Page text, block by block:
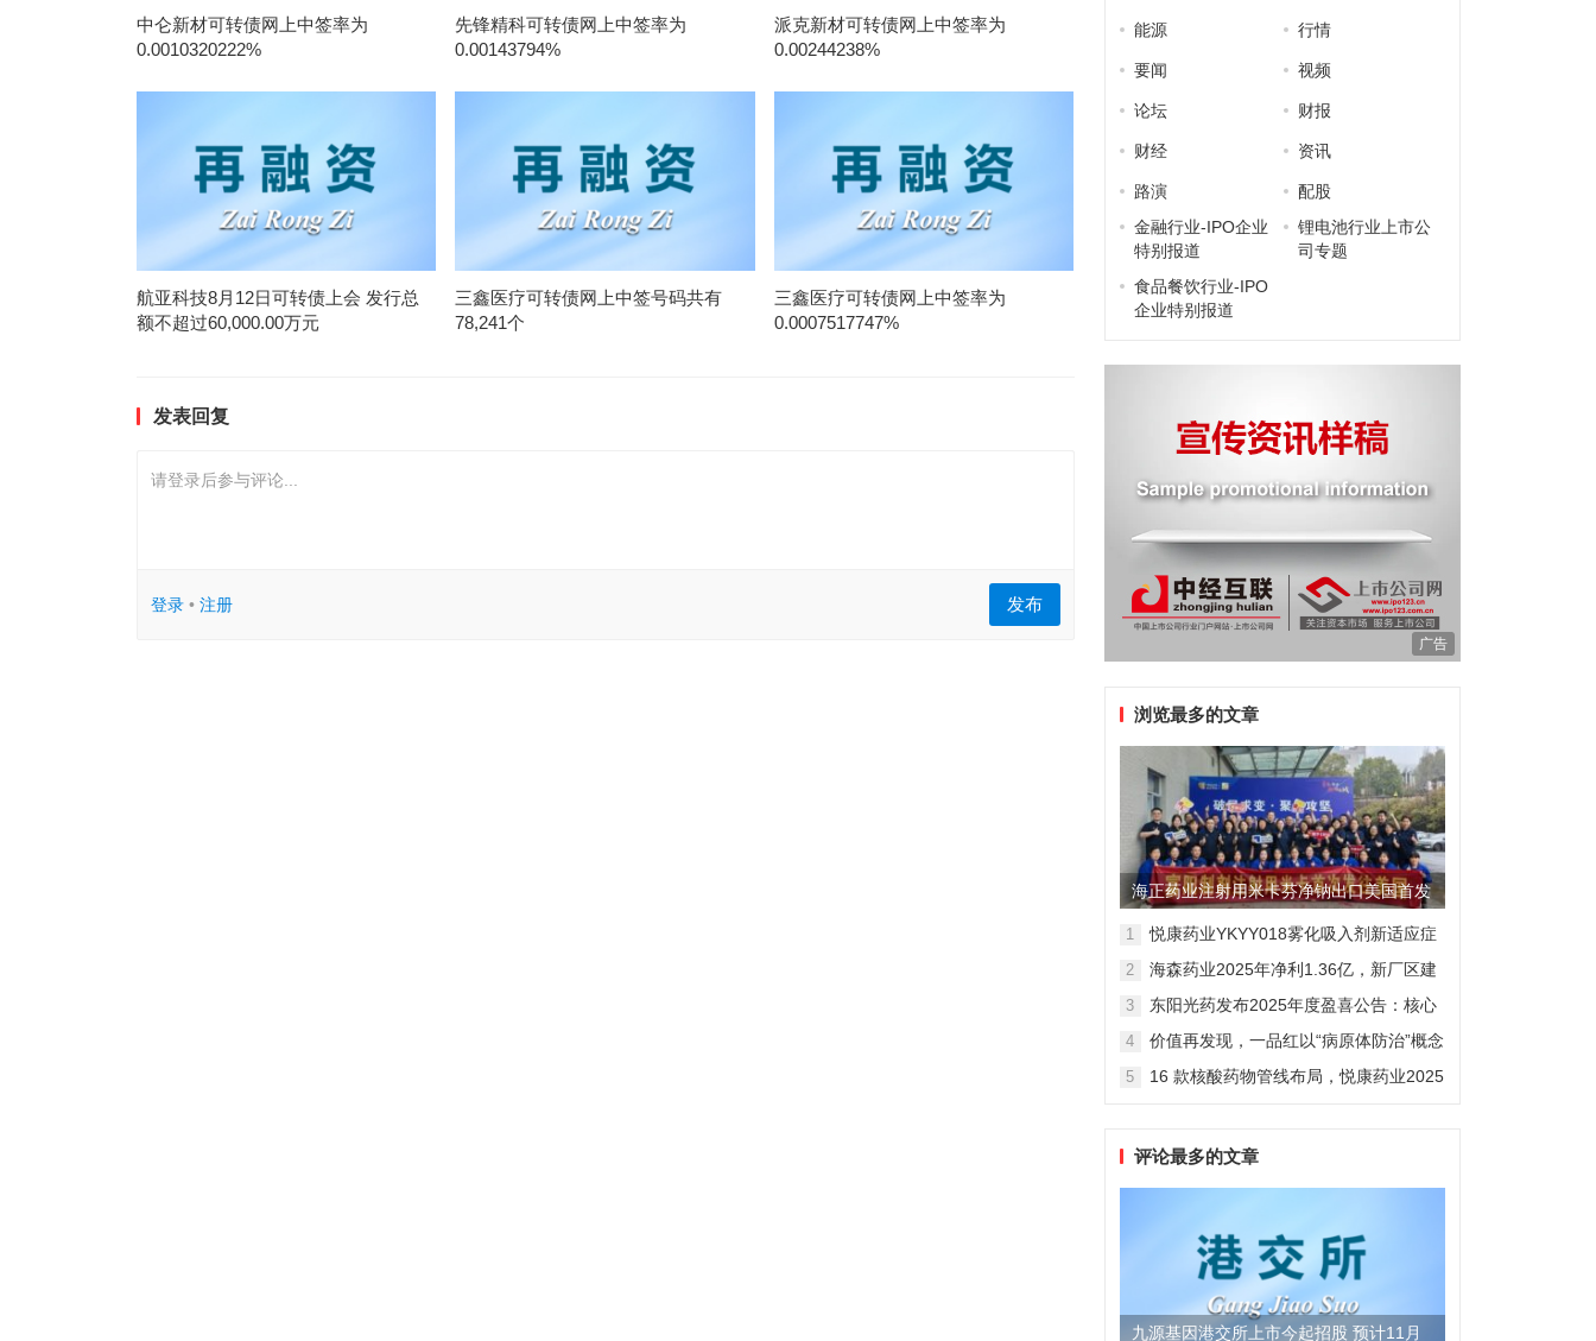
中仑新材可转债网上中签率为
0.0010320222%
先锋精科可转债网上中签率为
0.00143794%
派克新材可转债网上中签率为
0.00244238%
航亚科技8月12日可转债上会 发行总
额不超过60,000.00万元
三鑫医疗可转债网上中签号码共有
78,241个
三鑫医疗可转债网上中签率为
0.0007517747%
发表回复
请登录后参与评论...
登录• 注册 发布
能源 行情
要闻 视频
论坛 财报
财经 资讯
路演
配股
金融行业-IPO企业
特别报道
锂电池行业上市公
司专题
食品餐饮行业-IPO
企业特别报道
广告
浏览最多的文章
海正药业注射用米卡芬净钠出口美国首发
制剂全球化迈出关键一步
1
悦康药业YKYY018雾化吸入剂新适应症
感染防治
2
海森药业2025年净利1.36亿，新厂区建
3
东阳光药发布2025年度盈喜公告：核心
维度
4
价值再发现，一品红以“病原体防治”概念
5
16 款核酸药物管线布局，悦康药业2025
评论最多的文章
九源基因港交所上市今起招股 预计11月